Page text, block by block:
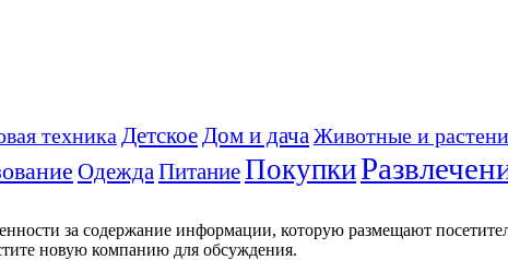
техника Детское Дом и дача Животные и
Одежда ПитаниеПокупки
за содержание информации, которую размещают
новую компанию для обсуждения.